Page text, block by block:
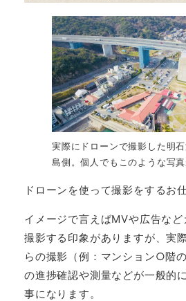
実際にドローンで撮影した明
島側。個人でもこのような写真
ドローンを使って撮影をするお
イメージで言えばMVや広告な
撮影する印象がありますが、実
らの撮影（例：マンション○階
の進捗確認や測量などが一般的
事になります。